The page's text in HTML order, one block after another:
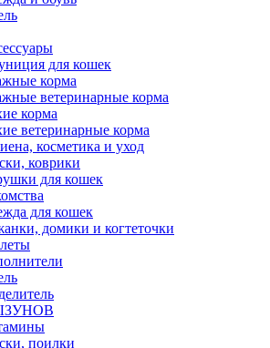
для кошек
корма
ветеринарные корма
корма
ветеринарные корма
косметика и уход
коврики
для кошек
для кошек
домики и когтеточки
поилки